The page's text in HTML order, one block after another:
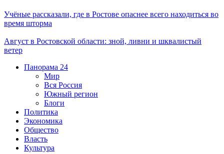
Учёные рассказали, где в Ростове опаснее всего находиться во
время шторма
Август в Ростовской области: зной, ливни и шквалистый
ветер
Панорама 24
Мир
Вся Россия
Южный регион
Блоги
Политика
Экономика
Общество
Власть
Культура